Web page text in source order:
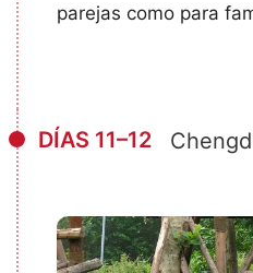
parejas como para
DÍAS 11–12